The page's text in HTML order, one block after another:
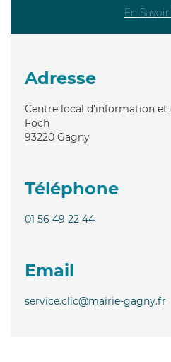
En
Adresse
Centre local d'information et
Foch
93220 Gagny
Téléphone
01 56 49 22 44
Email
service.clic@mairie-gagny.fr